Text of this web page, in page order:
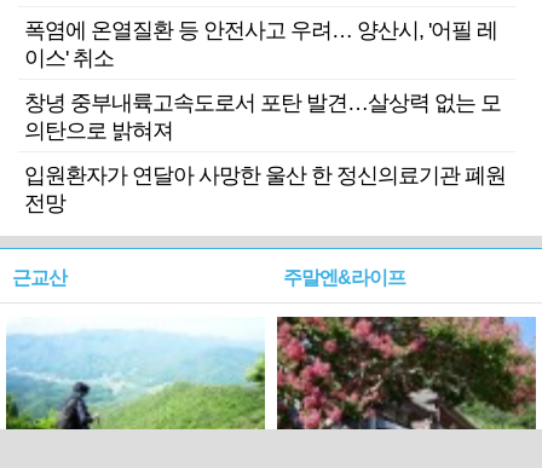
폭염에 온열질환 등 안전사고 우려… 양산시, '어필 레
이스' 취소
창녕 중부내륙고속도로서 포탄 발견…살상력 없는 모
의탄으로 밝혀져
입원환자가 연달아 사망한 울산 한 정신의료기관 폐원
전망
근교산 주말엔&라이프